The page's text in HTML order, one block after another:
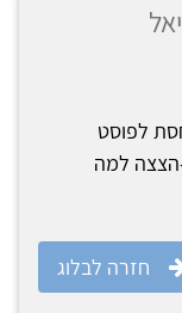
לפוסט
הצצה למה
חזרה לבלוג